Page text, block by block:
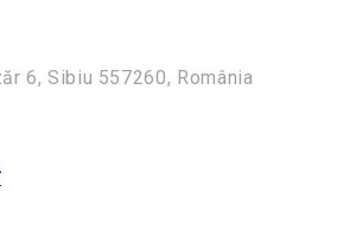
6, Sibiu 557260, România